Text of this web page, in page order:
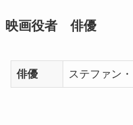
映画役者 俳優
俳優 ステファン